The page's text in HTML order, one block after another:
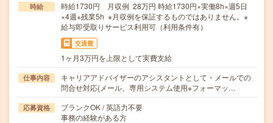
時給
時給1730円 月収例 28万円 時給1730円×実働8h×週5日
×4週+残業5h ※月収例を保証するものではありません。※
給与即受取りサービス利用可（利用条件有）
交通費
1ヶ月3万円を上限として実費支給
仕事内容
キャリアアドバイザーのアシスタントとして・メールでの
問合せ対応(メール、専用システム使用※フォーマッ…
応募資格
ブランクOK / 英語力不要
事務の経験がある方